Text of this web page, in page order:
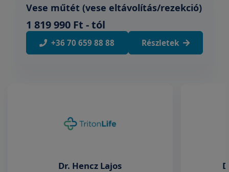
Vese műtét (vese eltávolítás/rezekció)
1 819 990 Ft - tól
+36 70 659 88 88 Részletek
Dr. Hencz Lajos